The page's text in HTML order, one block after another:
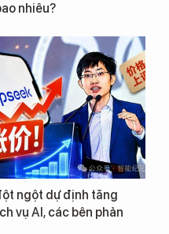
nhiêu?
ngột dự định tăng
vụ AI, các bên phản